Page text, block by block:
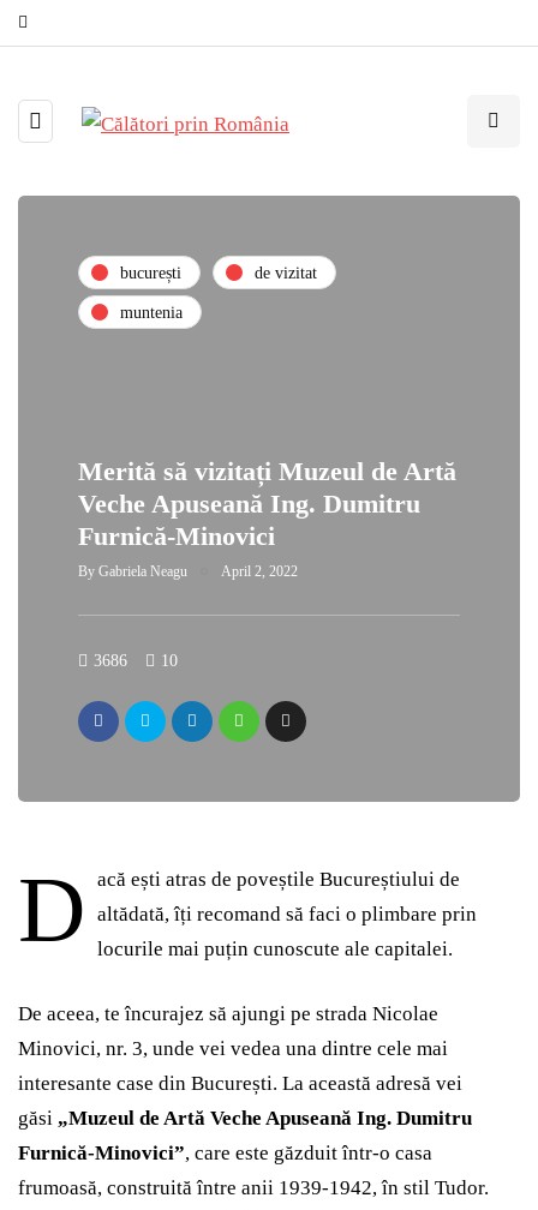
bucurești de vizitat
muntenia
Merită să vizitați Muzeul de Artă
Veche Apuseană Ing. Dumitru
Furnică-Minovici
By Gabriela Neagu April 2, 2022
3686 10
D
acă ești atras de poveștile Bucureștiului de
altădată, îți recomand să faci o plimbare prin
locurile mai puțin cunoscute ale capitalei.
De aceea, te încurajez să ajungi pe strada Nicolae
Minovici, nr. 3, unde vei vedea una dintre cele mai
interesante case din București. La această adresă vei
găsi „Muzeul de Artă Veche Apuseană Ing. Dumitru
Furnică-Minovici”, care este găzduit într-o casa
frumoasă, construită între anii 1939-1942, în stil Tudor.